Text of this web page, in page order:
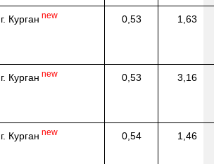
г. Курган new 0,53 1,63
г. Курган new 0,53 3,16
г. Курган new 0,54 1,46